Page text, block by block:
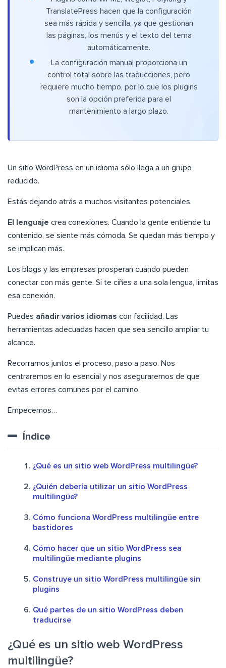
TranslatePress hacen que la configuración
sea más rápida y sencilla, ya que gestionan
las páginas, los menús y el texto del tema
automáticamente.
La configuración manual proporciona un
control total sobre las traducciones, pero
requiere mucho tiempo, por lo que los plugins
son la opción preferida para el
mantenimiento a largo plazo.
Un sitio WordPress en un idioma sólo llega a un grupo
reducido.
Estás dejando atrás a muchos visitantes potenciales.
El lenguaje crea conexiones. Cuando la gente entiende tu
contenido, se siente más cómoda. Se quedan más tiempo y
se implican más.
Los blogs y las empresas prosperan cuando pueden
conectar con más gente. Si te ciñes a una sola lengua, limitas
esa conexión.
Puedes añadir varios idiomas con facilidad. Las
herramientas adecuadas hacen que sea sencillo ampliar tu
alcance.
Recorramos juntos el proceso, paso a paso. Nos
centraremos en lo esencial y nos aseguraremos de que
evitas errores comunes por el camino.
Empecemos…
Índice
¿Qué es un sitio web WordPress multilingüe?
¿Quién debería utilizar un sitio WordPress
multilingüe?
Cómo funciona WordPress multilingüe entre
bastidores
Cómo hacer que un sitio WordPress sea
multilingüe mediante plugins
Construye un sitio WordPress multilingüe sin
plugins
Qué partes de un sitio WordPress deben
traducirse
¿Qué es un sitio web WordPress
multilingüe?